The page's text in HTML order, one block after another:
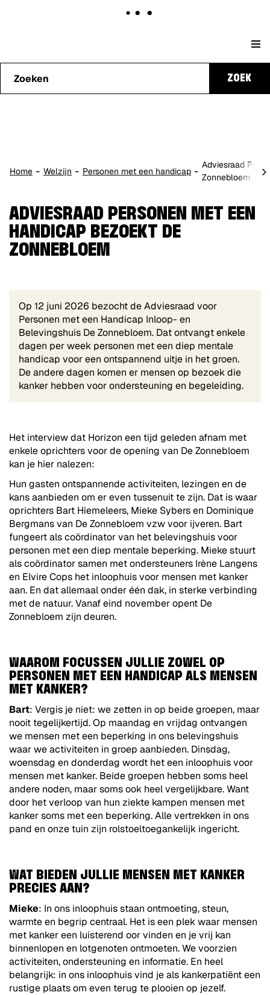
Genk
kunnen
we je
ZOEK
Home Welzijn Personen met een handicap
Adviesraad
Zonnebloem
ADVIESRAAD PERSONEN MET EEN
HANDICAP BEZOEKT DE
ZONNEBLOEM
Op 12 juni 2026 bezocht de Adviesraad voor
Personen met een Handicap Inloop- en
Belevingshuis De Zonnebloem. Dat ontvangt enkele
dagen per week personen met een diep mentale
handicap voor een ontspannend uitje in het groen.
De andere dagen komen er mensen op bezoek die
kanker hebben voor ondersteuning en begeleiding.
Het interview dat Horizon een tijd geleden afnam met
enkele oprichters voor de opening van De Zonnebloem
kan je hier nalezen:
Hun gasten ontspannende activiteiten, lezingen en de
kans aanbieden om er even tussenuit te zijn. Dat is waar
oprichters Bart Hiemeleers, Mieke Sybers en Dominique
Bergmans van De Zonnebloem vzw voor ijveren. Bart
fungeert als coördinator van het belevingshuis voor
personen met een diep mentale beperking. Mieke stuurt
als coördinator samen met ondersteuners Irène Langens
en Elvire Cops het inloophuis voor mensen met kanker
aan. En dat allemaal onder één dak, in sterke verbinding
met de natuur. Vanaf eind november opent De
Zonnebloem zijn deuren.
WAAROM FOCUSSEN JULLIE ZOWEL OP
PERSONEN MET EEN HANDICAP ALS MENSEN
MET KANKER?
Bart: Vergis je niet: we zetten in op beide groepen, maar
nooit tegelijkertijd. Op maandag en vrijdag ontvangen
we mensen met een beperking in ons belevingshuis
waar we activiteiten in groep aanbieden. Dinsdag,
woensdag en donderdag wordt het een inloophuis voor
mensen met kanker. Beide groepen hebben soms heel
andere noden, maar soms ook heel vergelijkbare. Want
door het verloop van hun ziekte kampen mensen met
kanker soms met een beperking. Alle vertrekken in ons
pand en onze tuin zijn rolstoeltoegankelijk ingericht.
WAT BIEDEN JULLIE MENSEN MET KANKER
PRECIES AAN?
Mieke: In ons inloophuis staan ontmoeting, steun,
warmte en begrip centraal. Het is een plek waar mensen
met kanker een luisterend oor vinden en je vrij kan
binnenlopen en lotgenoten ontmoeten. We voorzien
activiteiten, ondersteuning en informatie. En heel
belangrijk: in ons inloophuis vind je als kankerpatiënt een
rustige plaats om even terug te plooien op jezelf.